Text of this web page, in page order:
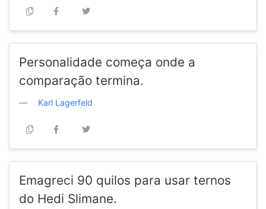
Personalidade começa onde a
comparação termina.
Karl Lagerfeld
Emagreci 90 quilos para usar ternos
do Hedi Slimane.